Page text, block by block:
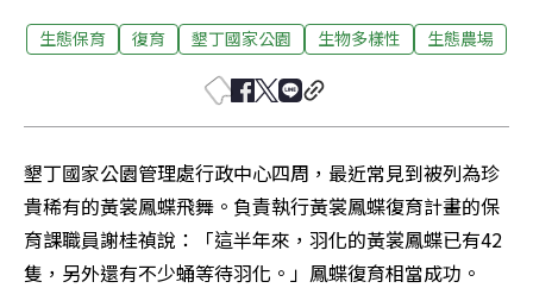
生態保育 復育 墾丁國家公園 生物多樣性 生態農場
墾丁國家公園管理處行政中心四周，最近常見到被列為珍
貴稀有的黃裳鳳蝶飛舞。負責執行黃裳鳳蝶復育計畫的保
育課職員謝桂禎說：「這半年來，羽化的黃裳鳳蝶已有42
隻，另外還有不少蛹等待羽化。」鳳蝶復育相當成功。